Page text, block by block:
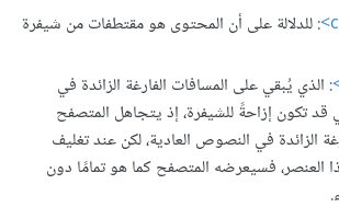
: للدلالة على أن المحتوى هو مقتطفات من شيفرة
: الذي يُبقي على المسافات الفارغة الزائدة في
قد تكون إزاحةً للشيفرة، إذ يتجاهل المتصفح
الزائدة في النصوص العادية، لكن عند تغليف
العنصر، فسيعرضه المتصفح كما هو تمامًا دون